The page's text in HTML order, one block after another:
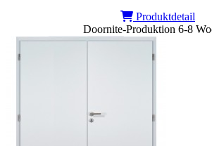
Produktdetail
Doornite-Produktion 6-8